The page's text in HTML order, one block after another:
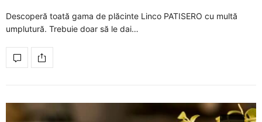
Descoperă toată gama de plăcinte Linco PATISERO cu multă
umplutură. Trebuie doar să le dai…